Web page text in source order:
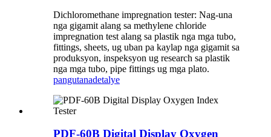
Dichloromethane impregnation tester: Nag-una
nga gigamit alang sa methylene chloride
impregnation test alang sa plastik nga mga tubo,
fittings, sheets, ug uban pa kaylap nga gigamit sa
produksyon, inspeksyon ug research sa plastik
nga mga tubo, pipe fittings ug mga plato.
pangutanadetalye
PDF-60B Digital Display Oxygen